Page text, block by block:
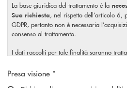
La base giuridica del trattamento è la
Sua richiesta, nel rispetto dell’articolo
GDPR, pertanto non è necessaria
consenso al trattamento.
I dati raccolti per tale finalità saranno
Scegliere un'opzione
Presa visione *